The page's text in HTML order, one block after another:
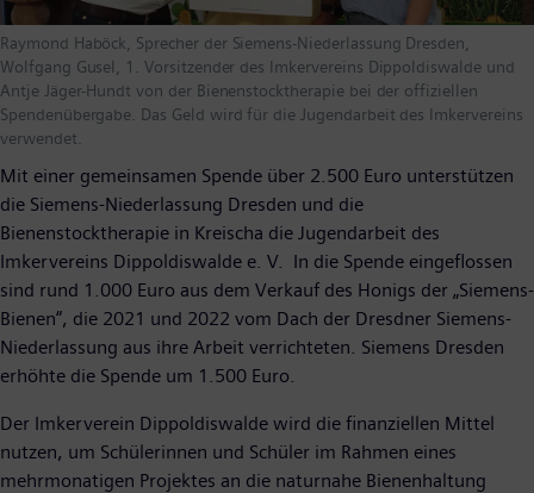
Raymond Haböck, Sprecher der Siemens-Niederlassung Dresden,
Wolfgang Gusel, 1. Vorsitzender des Imkervereins Dippoldiswalde und
Antje Jäger-Hundt von der Bienenstocktherapie bei der offiziellen
Spendenübergabe. Das Geld wird für die Jugendarbeit des Imkervereins
verwendet.
Mit einer gemeinsamen Spende über 2.500 Euro unterstützen
die Siemens-Niederlassung Dresden und die
Bienenstocktherapie in Kreischa die Jugendarbeit des
Imkervereins Dippoldiswalde e. V. In die Spende eingeflossen
sind rund 1.000 Euro aus dem Verkauf des Honigs der „Siemens-
Bienen“, die 2021 und 2022 vom Dach der Dresdner Siemens-
Niederlassung aus ihre Arbeit verrichteten. Siemens Dresden
erhöhte die Spende um 1.500 Euro.
Der Imkerverein Dippoldiswalde wird die finanziellen Mittel
nutzen, um Schülerinnen und Schüler im Rahmen eines
mehrmonatigen Projektes an die naturnahe Bienenhaltung